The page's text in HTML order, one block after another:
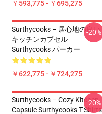
￥593,775 - ￥695,275
Surthycooks – 居心地の良い
キッチンカプセル
Surthycooks パーカー
￥622,775 - ￥724,275
-20%
Surthycooks – Cozy Kitchen
Capsule Surthycooks T-Shirts
-20%